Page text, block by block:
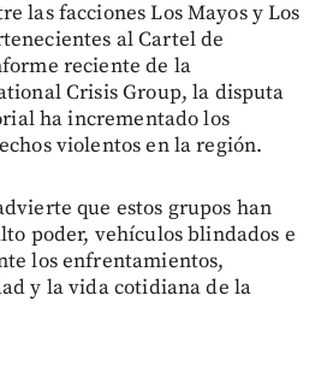
las facciones Los Mayos y Los
al Cartel de
reciente de la
Crisis Group, la disputa
ha incrementado los
violentos en la región.
que estos grupos han
poder, vehículos blindados e
los enfrentamientos,
y la vida cotidiana de la